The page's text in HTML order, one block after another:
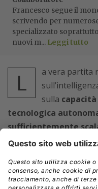
Francesco segue il
scrivendo per
specializzato
nuovi m... Leggi tutto
L
a vera partita
sulla
tecnologica
sufficientemente
dagli hyperscaler
Digital Realty,con il
installeràun cluster